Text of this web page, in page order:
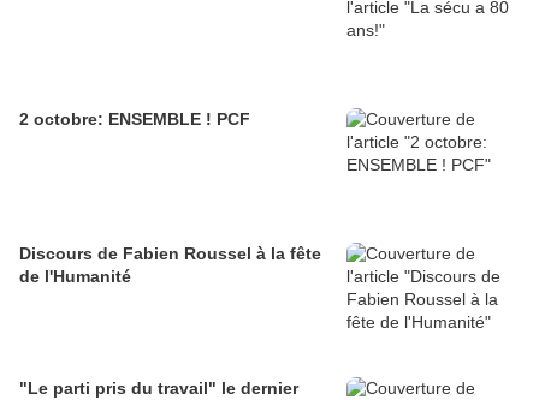
2 octobre: ENSEMBLE ! PCF
Discours de Fabien Roussel à la fête
de l'Humanité
"Le parti pris du travail" le dernier